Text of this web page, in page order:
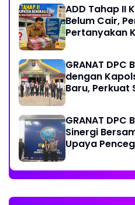
Transfusi
ADD Tahap II
Belum Cair,
Pertanyakan
GRANAT DPC
dengan
Baru, Perkuat
GRANAT DPC
Sinergi
Upaya